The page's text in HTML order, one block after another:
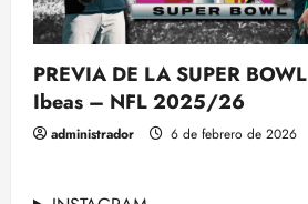
PREVIA DE LA SUPER
Ibeas – NFL 2025/26
administrador 6 de febrero de 2026